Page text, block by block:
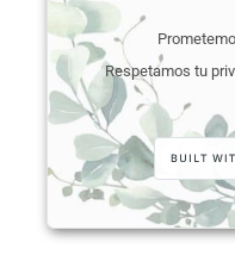
Respetamos tu